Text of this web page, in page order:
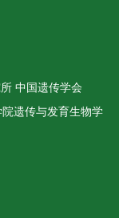
中国遗传学会
遗传与发育生物学